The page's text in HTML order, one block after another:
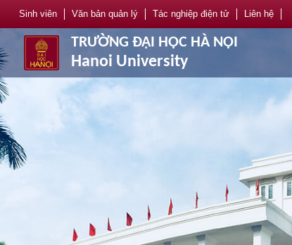
Sinh viên Văn bản quản lý Tác nghiệp điện tử Liên hệ
TRƯỜNG ĐẠI HỌC HÀ NỘI
Hanoi University